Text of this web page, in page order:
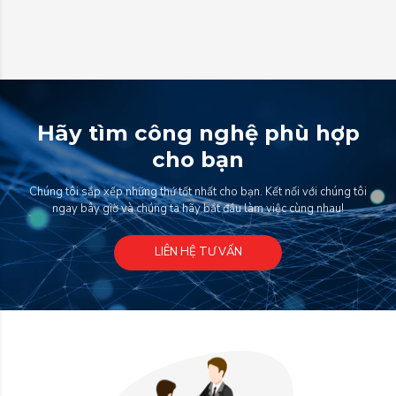
Hãy tìm công nghệ phù hợp
cho bạn
Chúng tôi sắp xếp những thứ tốt nhất cho bạn. Kết nối với chúng tôi
ngay bây giờ và chúng ta hãy bắt đầu làm việc cùng nhau!
LIÊN HỆ TƯ VẤN